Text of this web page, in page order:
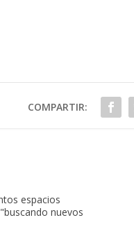
COMPARTIR:
espacios
nuevos